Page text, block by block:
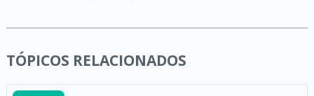
TÓPICOS RELACIONADOS